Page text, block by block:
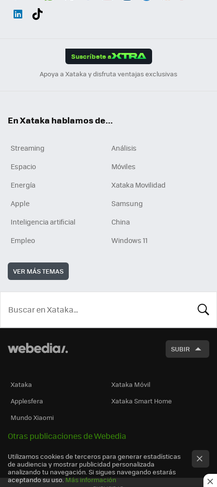
Suscríbete a
Apoya a Xataka y disfruta ventajas exclusivas
En Xataka hablamos de...
Streaming
Análisis
Espacio
Móviles
Energía
Xataka Movilidad
Apple
Samsung
Inteligencia artificial
China
Empleo
Windows 11
VER MÁS TEMAS
SUBIR
Xataka
Xataka Móvil
Applesfera
Xataka Smart Home
Mundo Xiaomi
Otras publicaciones de Webedia
Utilizamos cookies de terceros para generar estadísticas
de audiencia y mostrar publicidad personalizada
analizando tu navegación. Si sigues navegando estarás
aceptando su uso. Más información